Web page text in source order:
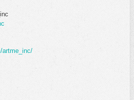
artme_inc/